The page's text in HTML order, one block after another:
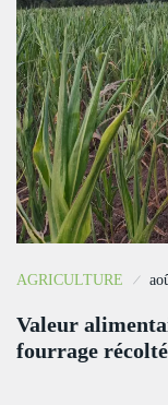
AGRICULTURE
Valeur
fourrage